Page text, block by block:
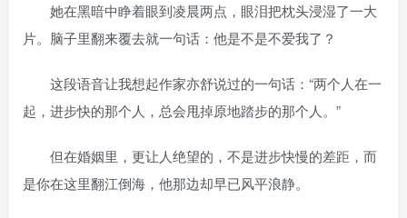
她在黑暗中睁着眼到凌晨两点，眼泪把枕头浸湿了一大
片。脑子里翻来覆去就一句话：他是不是不爱我了？
这段语音让我想起作家亦舒说过的一句话：“两个人在一
起，进步快的那个人，总会甩掉原地踏步的那个人。”
但在婚姻里，更让人绝望的，不是进步快慢的差距，而
是你在这里翻江倒海，他那边却早已风平浪静。